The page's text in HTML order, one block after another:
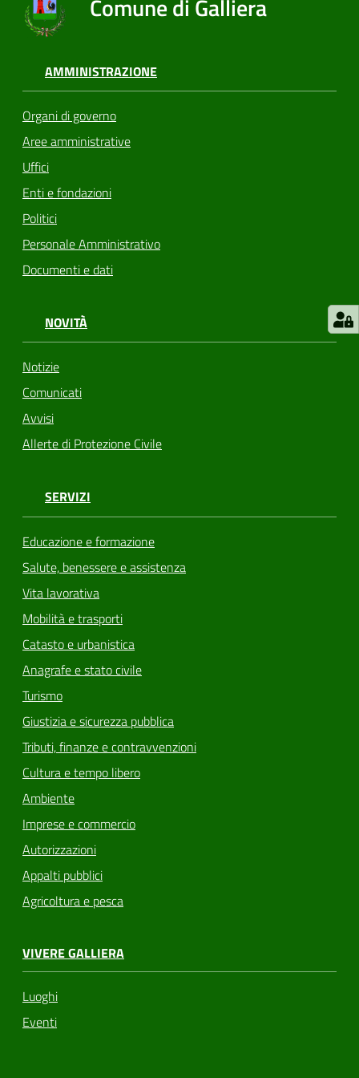
Comune di Galliera
AMMINISTRAZIONE
Organi di governo
Aree amministrative
Uffici
Enti e fondazioni
Politici
Personale Amministrativo
Documenti e dati
NOVITÀ
Notizie
Comunicati
Avvisi
Allerte di Protezione Civile
SERVIZI
Educazione e formazione
Salute, benessere e assistenza
Vita lavorativa
Mobilità e trasporti
Catasto e urbanistica
Anagrafe e stato civile
Turismo
Giustizia e sicurezza pubblica
Tributi, finanze e contravvenzioni
Cultura e tempo libero
Ambiente
Imprese e commercio
Autorizzazioni
Appalti pubblici
Agricoltura e pesca
VIVERE GALLIERA
Luoghi
Eventi